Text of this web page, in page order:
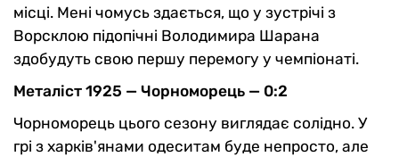
місці. Мені чомусь здається, що у зустрічі з
Ворсклою підопічні Володимира Шарана
здобудуть свою першу перемогу у чемпіонаті.
Металіст 1925 — Чорноморець — 0:2
Чорноморець цього сезону виглядає солідно. У
грі з харків'янами одеситам буде непросто, але